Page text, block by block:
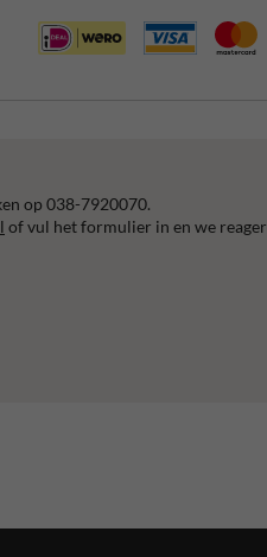
op 038-7920070.
of vul het formulier in en we